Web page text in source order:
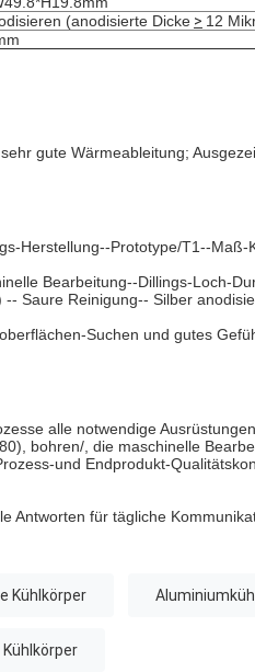
(anodisierte Dicke > 12
gute Wärmeableitung;
Herstellung--Prototype/T1--
Bearbeitung--Dillings-Loch-
Saure Reinigung-- Silber
Suchen und gutes
alle notwendige
bohren/, die maschinelle
und Endprodukt-
Antworten für tägliche
Kühlkörper